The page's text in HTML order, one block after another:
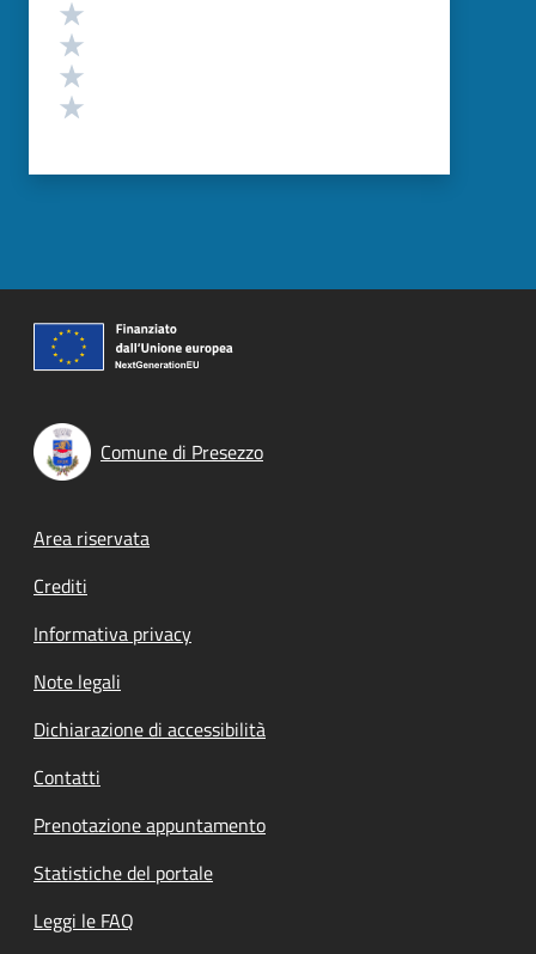
Comune di Presezzo
Footer menu
Area riservata
Crediti
Informativa privacy
Note legali
Dichiarazione di accessibilità
Contatti
Prenotazione appuntamento
Statistiche del portale
Leggi le FAQ